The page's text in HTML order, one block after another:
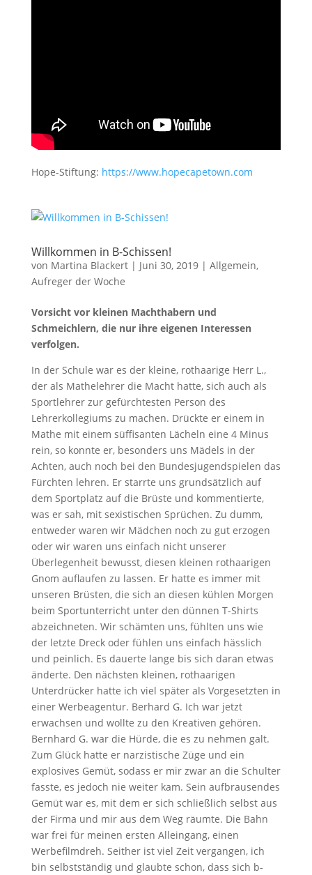
Hope-Stiftung: https://www.hopecapetown.com
Willkommen in B-Schissen!
von Martina Blackert| Juni 30, 2019| Allgemein,
Aufreger der Woche
Vorsicht vor kleinen Machthabern und
Schmeichlern, die nur ihre eigenen Interessen
verfolgen.
In der Schule war es der kleine, rothaarige Herr L.,
der als Mathelehrer die Macht hatte, sich auch als
Sportlehrer zur gefürchtesten Person des
Lehrerkollegiums zu machen. Drückte er einem in
Mathe mit einem süffisanten Lächeln eine 4 Minus
rein, so konnte er, besonders uns Mädels in der
Achten, auch noch bei den Bundesjugendspielen das
Fürchten lehren. Er starrte uns grundsätzlich auf
dem Sportplatz auf die Brüste und kommentierte,
was er sah, mit sexistischen Sprüchen. Zu dumm,
entweder waren wir Mädchen noch zu gut erzogen
oder wir waren uns einfach nicht unserer
Überlegenheit bewusst, diesen kleinen rothaarigen
Gnom auflaufen zu lassen. Er hatte es immer mit
unseren Brüsten, die sich an diesen kühlen Morgen
beim Sportunterricht unter den dünnen T-Shirts
abzeichneten. Wir schämten uns, fühlten uns wie
der letzte Dreck oder fühlen uns einfach hässlich
und peinlich. Es dauerte lange bis sich daran etwas
änderte. Den nächsten kleinen, rothaarigen
Unterdrücker hatte ich viel später als Vorgesetzten in
einer Werbeagentur. Berhard G. Ich war jetzt
erwachsen und wollte zu den Kreativen gehören.
Bernhard G. war die Hürde, die es zu nehmen galt.
Zum Glück hatte er narzistische Züge und ein
explosives Gemüt, sodass er mir zwar an die Schulter
fasste, es jedoch nie weiter kam. Sein aufbrausendes
Gemüt war es, mit dem er sich schließlich selbst aus
der Firma und mir aus dem Weg räumte. Die Bahn
war frei für meinen ersten Alleingang, einen
Werbefilmdreh. Seither ist viel Zeit vergangen, ich
bin selbstständig und glaubte schon, dass sich b-